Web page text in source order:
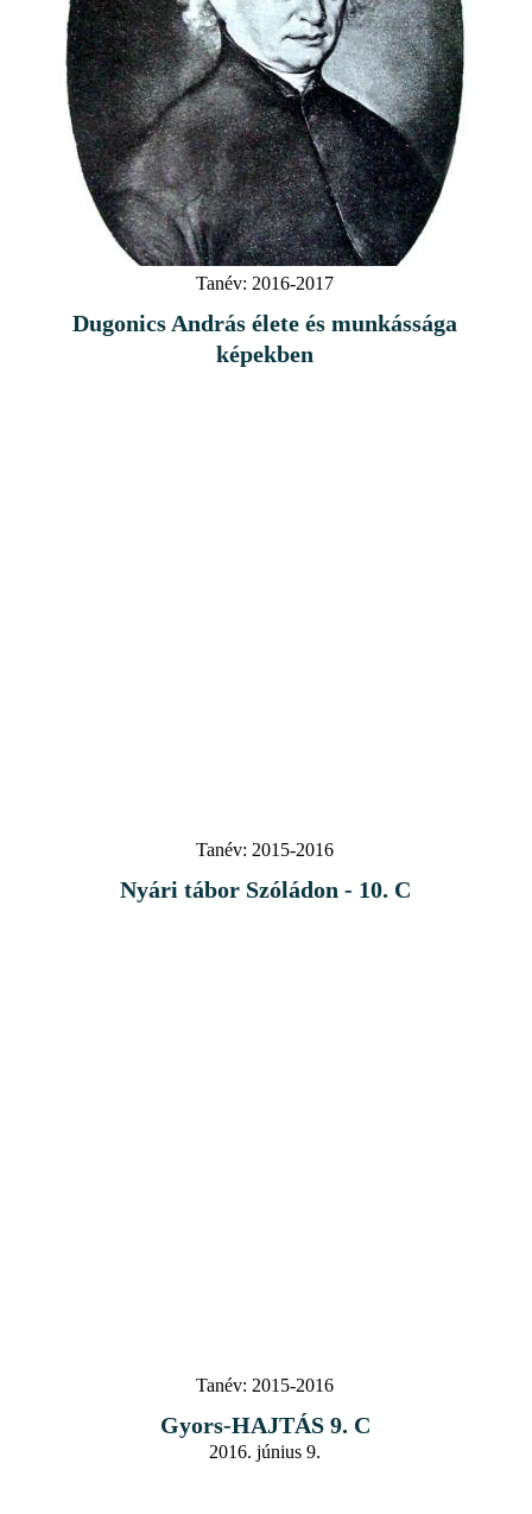
Tanév: 2016-2017
Dugonics András élete és munkássága
képekben
Tanév: 2015-2016
Nyári tábor Szóládon - 10. C
Tanév: 2015-2016
Gyors-HAJTÁS 9. C
2016. június 9.